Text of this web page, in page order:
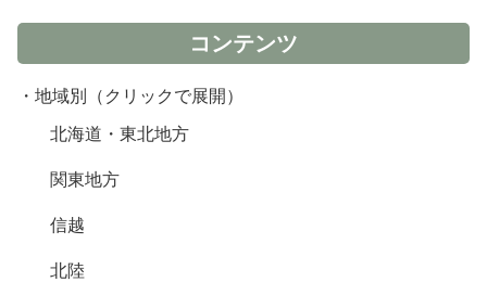
コンテンツ
・地域別（クリックで展開）
北海道・東北地方
関東地方
信越
北陸